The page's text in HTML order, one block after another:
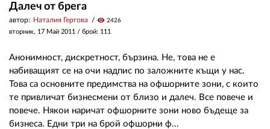
Далеч от брега
автор: Наталия Гергова visibility 2426
вторник, 17 Май 2011 / брой: 111
Анонимност, дискретност, бързина. Не, това не е
набиващият се на очи надпис по заложните къщи у нас.
Това са основните предимства на офшорните зони, с които
те привличат бизнесмени от близо и далеч. Все повече и
повече. Някои наричат офшорните зони ново бъдеще за
бизнеса. Едни три на брой офшорни ф...